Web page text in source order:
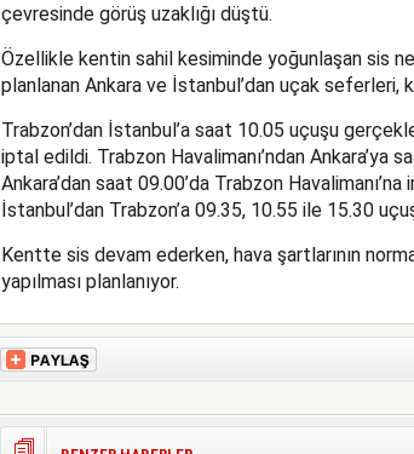
çevresinde görüş uzaklığı düştü.
Özellikle kentin sahil kesiminde yoğunlaşan sis
planlanan Ankara ve İstanbul’dan uçak seferleri,
Trabzon’dan İstanbul’a saat 10.05 uçuşu
iptal edildi. Trabzon Havalimanı’ndan Ankara’ya
Ankara’dan saat 09.00’da Trabzon
İstanbul’dan Trabzon’a 09.35, 10.55 ile 15.30
Kentte sis devam ederken, hava şartlarının
yapılması planlanıyor.